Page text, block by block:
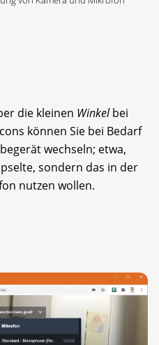
die kleinen Winkelbei
können Sie bei Bedarf
wechseln; etwa,
sondern das in der
nutzen wollen.